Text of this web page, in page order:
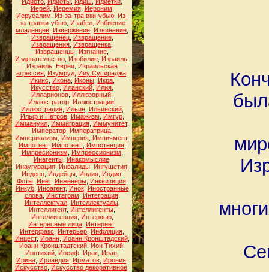
Иерей, Иеремия, Иероним
Иерусалим
Из-за-тра вки-убью Из-
за-травки-убью, Изабел, Избиение
младенцев Извержение Извинение
Извращенец, Извращение,
Извращения Извращенка
Извращенцы Изгнание
Издевательство Изобилие Израиль
Израиль. Евреи Израильская
агрессия Изумруд Ииу Сусираджа
Икинс
Икона, Иконы, Икра,
Икусство Иланский Илия
Илларионов Иллюзорный
Иллюстратор Иллюстрации
Иллюстрация, Ильин, Ильинский,
Ильф и Петров, Имажизм Имгур,
Иммануил Иммиграция Иммунитет,
Император, Императрица,
Империализм
Империя Импичмент,
Импотент, Импотент. Импотенция,
Импресионизм
Импрессионизм
Инагенты, Инакомыслие,
Инаугурация, Инвалиды, Ингушетия,
Индеец, Индейцы, Индия, Индия.
Фоты, Инет, Инженеры, Инквизиция,
Инкуб, Иноагент, Инок, Иностранные
слова, Инстаграм Интеграция,
Интеллектуал, Интеллектуалы,
Интеллигент, Интеллигенты
Интеллигенция, Интервью,
Интересные лица Интернет,
Интерфакс
Интерьер Инфляция
Инцест, Иоанн, Иоанн Кронштадский,
Иоанн Кронштадтский Ион Тихий
Ионтихий Иосиф Ирак Иран
Ирина Ирландия Ирматов Ирония
Искусство Искусство декоративное